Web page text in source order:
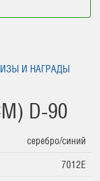
И НАГРАДЫ
D-90
серебро/синий
7012E